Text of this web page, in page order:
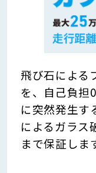
飛び石による
を、自己負担
に突然発生す
によるガラス
まで保証しま